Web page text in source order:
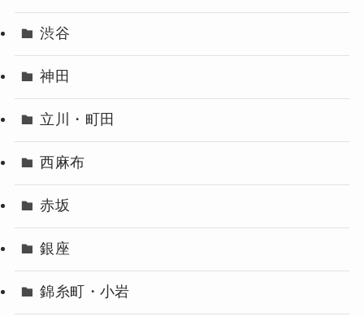
渋谷
神田
立川・町田
西麻布
赤坂
銀座
錦糸町・小岩